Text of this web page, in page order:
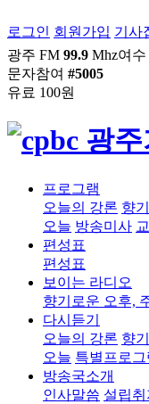
로그인 회원가입 기사
광주 FM 99.9 Mhz여
문자참여 #5005
유료 100원
프로그램
오늘의 강론 향
오늘 방송미사
편성표
편성표
보이는 라디오
향기로운 오후,
다시듣기
오늘의 강론 향
오늘 특별프로그
방송국소개
인사말씀 설립취